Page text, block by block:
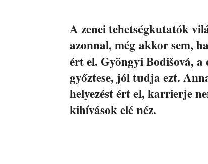
A zenei tehetségkutatók
azonnal, még akkor sem,
ért el. Gyöngyi Bodišová, a
győztese, jól tudja ezt.
helyezést ért el, karrierje
kihívások elé néz.